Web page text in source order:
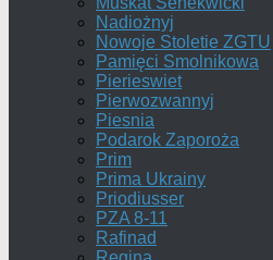
Nadiożnyj
Nowoje Stoletie ZGTU
Pamięci Smolnikowa
Pierieswiet
Pierwozwannyj
Piesnia
Podarok Zaporoża
Prim
Prima Ukrainy
Priodiusser
PZA 8-11
Rafinad